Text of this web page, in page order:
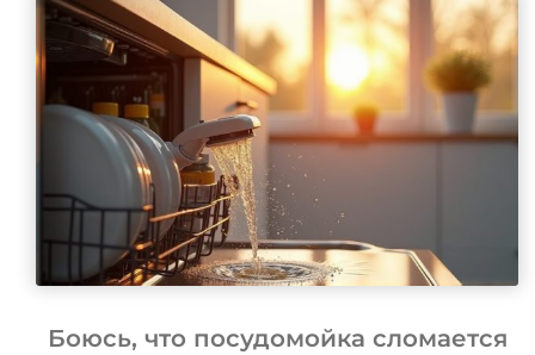
Боюсь, что посудомойка сломается